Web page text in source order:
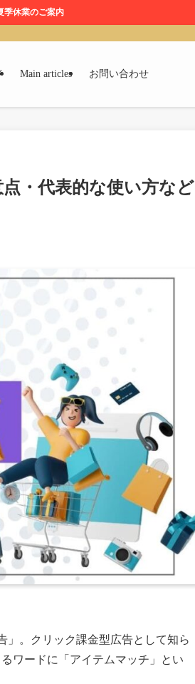
季休業のご案内
Main articles お問い合わせ
・代表的な使い方など
」。クリック課金型広告として知ら
ワードに「アイテムマッチ」とい